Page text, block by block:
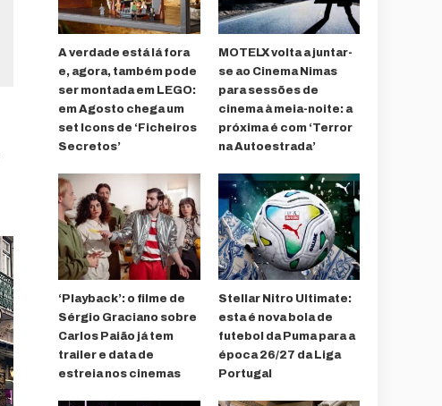
A verdade está lá fora
e, agora, também pode
ser montada em LEGO:
em Agosto chega um
set Icons de ‘Ficheiros
Secretos’
MOTELX volta a juntar-
se ao Cinema Nimas
para sessões de
cinema à meia-noite: a
próxima é com ‘Terror
na Autoestrada’
‘Playback’: o filme de
Sérgio Graciano sobre
Carlos Paião já tem
trailer e data de
estreia nos cinemas
Stellar Nitro Ultimate:
esta é nova bola de
futebol da Puma para a
época 26/27 da Liga
Portugal